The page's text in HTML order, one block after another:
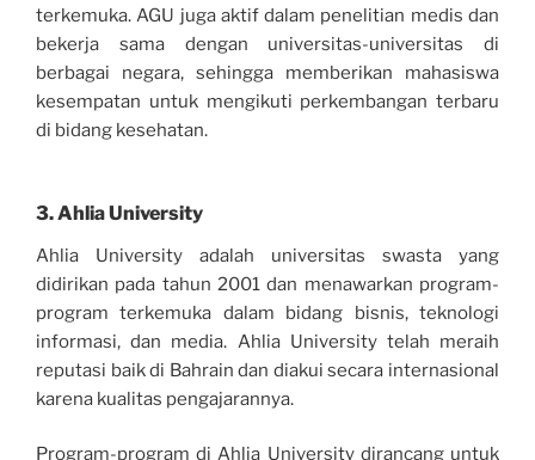
terkemuka. AGU juga aktif dalam penelitian medis dan
bekerja sama dengan universitas-universitas di
berbagai negara, sehingga memberikan mahasiswa
kesempatan untuk mengikuti perkembangan terbaru
di bidang kesehatan.
3.Ahlia University
Ahlia University adalah universitas swasta yang
didirikan pada tahun 2001 dan menawarkan program-
program terkemuka dalam bidang bisnis, teknologi
informasi, dan media. Ahlia University telah meraih
reputasi baik di Bahrain dan diakui secara internasional
karena kualitas pengajarannya.
Program-program di Ahlia University dirancang untuk